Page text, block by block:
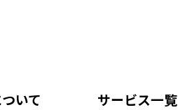
いて サービス一覧